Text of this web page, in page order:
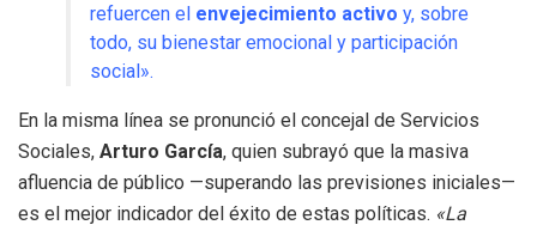
refuercen el envejecimiento activo y, sobre
todo, su bienestar emocional y participación
social».
En la misma línea se pronunció el concejal de Servicios
Sociales, Arturo García, quien subrayó que la masiva
afluencia de público —superando las previsiones iniciales—
es el mejor indicador del éxito de estas políticas. «La